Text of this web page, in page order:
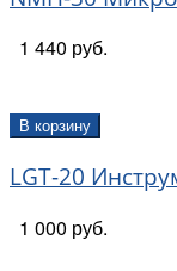
1 440 руб.
В корзину
LGT-20
1 000 руб.